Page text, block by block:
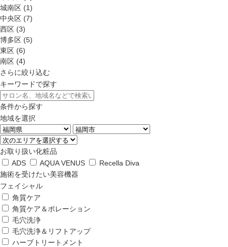
城南区 (1)
中央区 (7)
西区 (3)
博多区 (5)
東区 (6)
南区 (4)
さらに絞り込む
キーワードで探す
条件から探す
地域を選択
お取り扱い化粧品
ADS
AQUA VENUS
Recella Diva
施術を受けたい美容機器
フェイシャル
角質ケア
角質ケア＆ポレーション
毛穴洗浄
毛穴洗浄＆リフトアップ
ハーブトリートメント